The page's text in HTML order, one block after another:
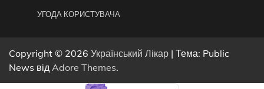
УГОДА КОРИСТУВАЧА
Copyright © 2026 Український Лікар | Тема: Public
News від Adore Themes.